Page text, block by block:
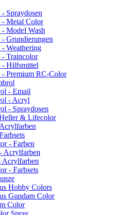
Spraydosen
- Metal Color
Model Wash
Grundierungen
Weathering
- Traincolor
- Hilfsmittel
- Premium RC-Color
- Email
- Acryl
- Spraydosen
& Lifecolor
- Farben
Acrylfarben
Acrylfarben
- Farbsets
Hobby Colors
Gundam Color
Color
Spray